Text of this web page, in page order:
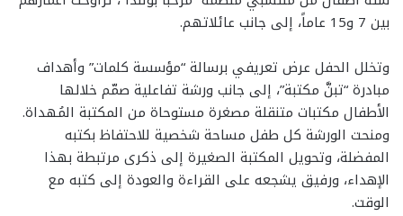
بين 7 و15 عاماً، إلى جانب عائلاتهم.
وتخلل الحفل عرض تعريفي برسالة “مؤسسة كلمات” وأهداف
مبادرة “تبنَّ مكتبة”، إلى جانب ورشة تفاعلية صمّم خلالها
الأطفال مكتبات متنقلة مصغرة مستوحاة من المكتبة المُهداة.
ومنحت الورشة كل طفل مساحة شخصية للاحتفاظ بكتبه
المفضلة، وتحويل المكتبة الصغيرة إلى ذكرى مرتبطة بهذا
الإهداء، ورفيق يشجعه على القراءة والعودة إلى كتبه مع
الوقت.